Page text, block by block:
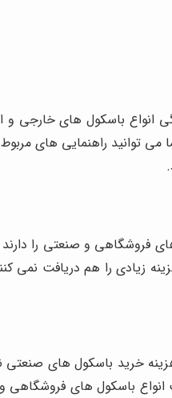
انواع باسکول های خارجی
می توانید راهنمایی های
فروشگاهی و صنعتی را دارند
زیادی را هم دریافت نمی
خرید باسکول های
باسکول های فروشگاهی و